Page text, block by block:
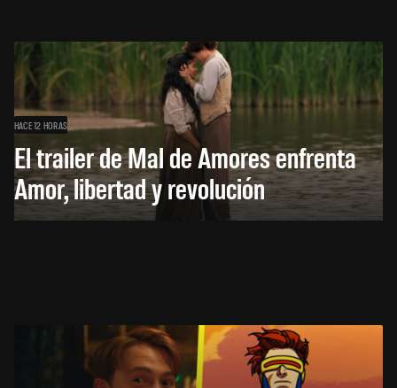
HACE 12 HORAS
El trailer de Mal de Amores enfrenta
Amor, libertad y revolución